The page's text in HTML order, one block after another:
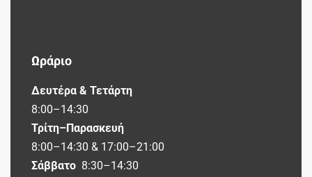
Ωράριο
Δευτέρα & Τετάρτη
8:00–14:30
Τρίτη–Παρασκευή
8:00–14:30 & 17:00–21:00
Σάββατο 8:30–14:30